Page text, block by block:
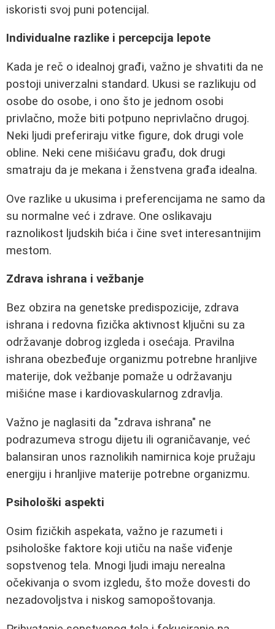
iskoristi svoj puni potencijal.
Individualne razlike i percepcija lepote
Kada je reč o idealnoj građi, važno je shvatiti da ne
postoji univerzalni standard. Ukusi se razlikuju od
osobe do osobe, i ono što je jednom osobi
privlačno, može biti potpuno neprivlačno drugoj.
Neki ljudi preferiraju vitke figure, dok drugi vole
obline. Neki cene mišićavu građu, dok drugi
smatraju da je mekana i ženstvena građa idealna.
Ove razlike u ukusima i preferencijama ne samo da
su normalne već i zdrave. One oslikavaju
raznolikost ljudskih bića i čine svet interesantnijim
mestom.
Zdrava ishrana i vežbanje
Bez obzira na genetske predispozicije, zdrava
ishrana i redovna fizička aktivnost ključni su za
održavanje dobrog izgleda i osećaja. Pravilna
ishrana obezbeđuje organizmu potrebne hranljive
materije, dok vežbanje pomaže u održavanju
mišićne mase i kardiovaskularnog zdravlja.
Važno je naglasiti da "zdrava ishrana" ne
podrazumeva strogu dijetu ili ograničavanje, već
balansiran unos raznolikih namirnica koje pružaju
energiju i hranljive materije potrebne organizmu.
Psihološki aspekti
Osim fizičkih aspekata, važno je razumeti i
psihološke faktore koji utiču na naše viđenje
sopstvenog tela. Mnogi ljudi imaju nerealna
očekivanja o svom izgledu, što može dovesti do
nezadovoljstva i niskog samopoštovanja.